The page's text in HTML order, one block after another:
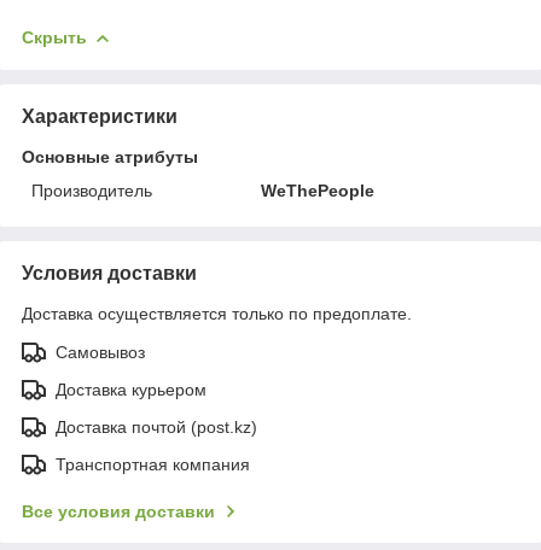
Скрыть
Характеристики
Основные атрибуты
Производитель
WeThePeople
Условия доставки
Доставка осуществляется только по предоплате.
Самовывоз
Доставка курьером
Доставка почтой (post.kz)
Транспортная компания
Все условия доставки